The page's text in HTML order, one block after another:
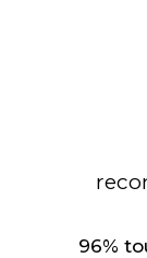
96%